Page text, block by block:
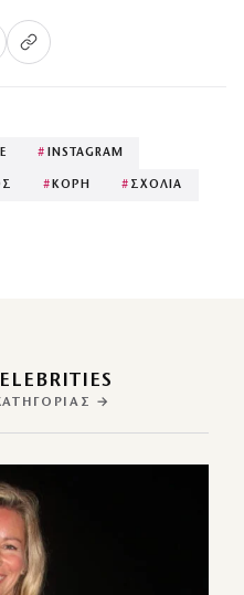
# INSTAGRAM
# ΚΟΡΗ # ΣΧΟΛΙΑ
→